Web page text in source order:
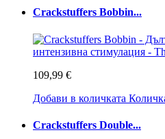
Crackstuffers Bobbin...
109,99 €
Добави в количката
Crackstuffers Double...